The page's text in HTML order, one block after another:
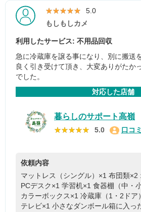
★★★★★
★★★★★ 5.0
もしもしカメ
利用したサービス: 不用品回収
急に冷蔵庫を譲る事になり、別に搬送
良く引き受けて頂き、大変ありがたか
でした。
対応した店舗
暮らしのサポート高嶺
★★★★★
★★★★★ 5.0 口コミ
依頼内容
マットレス（シングル）×1 布団類×2
PCデスク×1 学習机×1 食器棚（中・
カラーボックス×1 冷蔵庫（1・2ドア
テレビ×1 小さなダンボール箱に入っ